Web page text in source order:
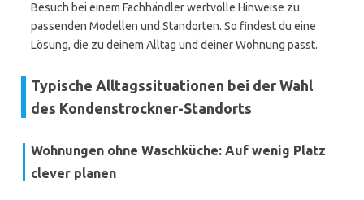
Besuch bei einem Fachhändler wertvolle Hinweise zu
passenden Modellen und Standorten. So findest du eine
Lösung, die zu deinem Alltag und deiner Wohnung passt.
Typische Alltagssituationen bei der Wahl
des Kondenstrockner-Standorts
Wohnungen ohne Waschküche: Auf wenig Platz
clever planen